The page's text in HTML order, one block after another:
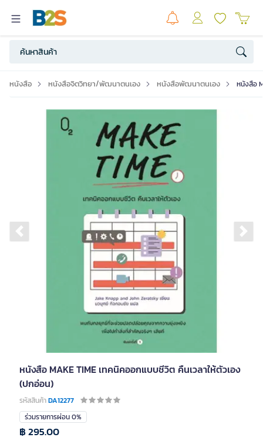
หนังสือ หนังสือจิตวิทยา/พัฒนาตนเอง หนังสือพัฒนาตนเอง หนังสือ
Previous slide
หนังสือ MAKE TIME เทคนิคออกแบบชีวิต คืนเวลาให้ตัวเอง
(ปกอ่อน)
รหัสสินค้าDA12277
ร่วมรายการผ่อน 0%
฿ 295.00